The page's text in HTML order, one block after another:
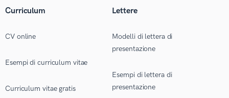
Curriculum
CV online
Esempi di curriculum vitae
Curriculum vitae gratis
Lettere
Modelli di lettera di
presentazione
Esempi di lettera di
presentazione